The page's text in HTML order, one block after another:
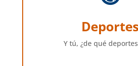
Deportes
Y tú, ¿de qué